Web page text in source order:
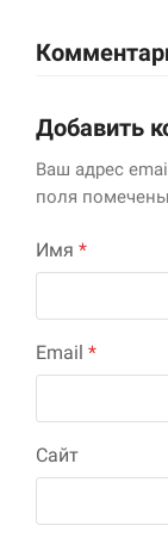
Добавить
Ваш адрес
поля помечены
Имя *
Email *
Сайт